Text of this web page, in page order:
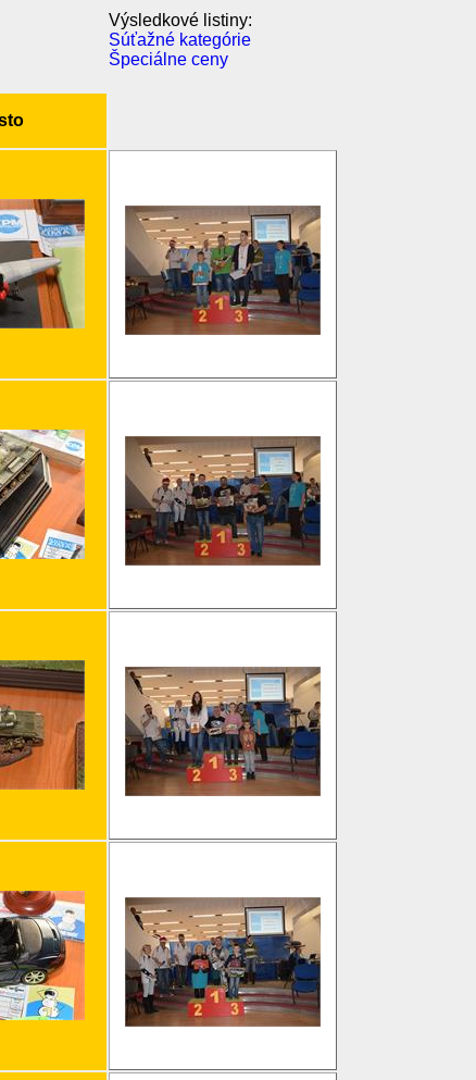
Výsledkové listiny:
Súťažné kategórie
Špeciálne ceny